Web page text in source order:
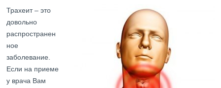
Трахеит – это
довольно
распространен
ное
заболевание.
Если на приеме
у врача Вам